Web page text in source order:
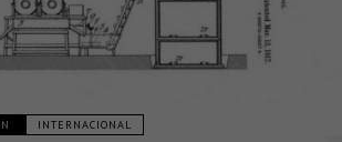
INTERNACIONAL